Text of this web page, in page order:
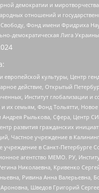
демократии и
отношений и
Фонд имени Фридриха
демократическая Лига Украины
культуры, Центр
действие, Открытый
Институт
семьям, Фонд Тольятти,
Рылькова, Сфера, Центр
развития гражданских
учреждение в
в Санкт-
агентство МЕМО. РУ,
Николаевна, Кривенко
Ривина Анна
Шведов Григорий